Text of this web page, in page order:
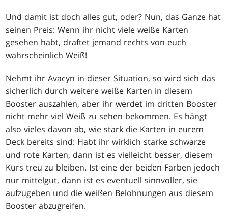
Und damit ist doch alles gut, oder? Nun, das Ganze hat
seinen Preis: Wenn ihr nicht viele weiße Karten
gesehen habt, draftet jemand rechts von euch
wahrscheinlich Weiß!
Nehmt ihr Avacyn in dieser Situation, so wird sich das
sicherlich durch weitere weiße Karten in diesem
Booster auszahlen, aber ihr werdet im dritten Booster
nicht mehr viel Weiß zu sehen bekommen. Es hängt
also vieles davon ab, wie stark die Karten in eurem
Deck bereits sind: Habt ihr wirklich starke schwarze
und rote Karten, dann ist es vielleicht besser, diesem
Kurs treu zu bleiben. Ist eine der beiden Farben jedoch
nur mittelgut, dann ist es eventuell sinnvoller, sie
aufzugeben und die weißen Belohnungen aus diesem
Booster abzugreifen.